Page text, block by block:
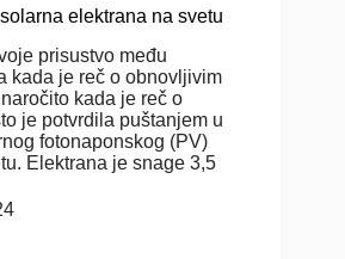
elektrana na svetu
prisustvo među
kada je reč o obnovljivim
kada je reč o
je potvrdila puštanjem u
fotonaponskog (PV)
Elektrana je snage 3,5